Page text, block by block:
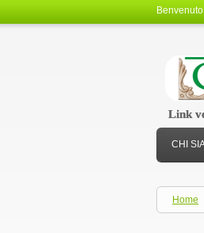
Benvenuto
Link
Link
CHI
Home